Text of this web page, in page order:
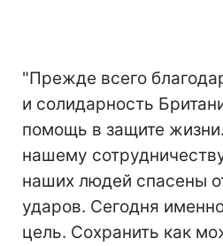
"Прежде всего
и солидарность
помощь в защите
нашему
наших людей спасены
ударов. Сегодня
цель. Сохранить как